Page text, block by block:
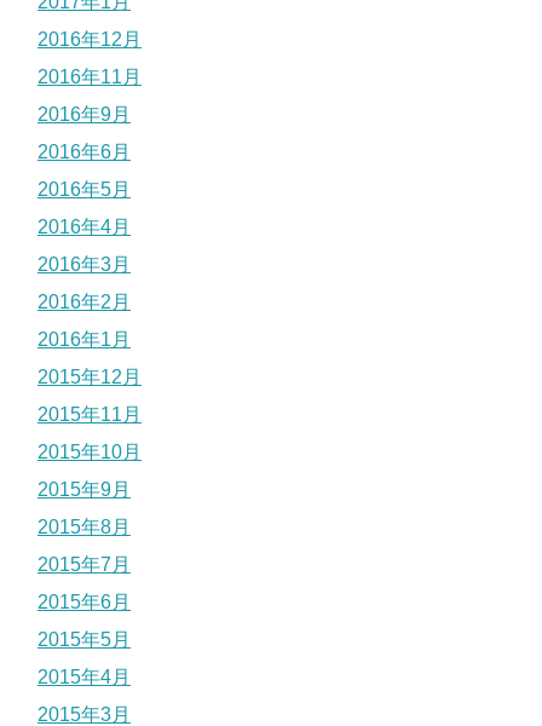
2016年12月
2016年11月
2016年9月
2016年6月
2016年5月
2016年4月
2016年3月
2016年2月
2016年1月
2015年12月
2015年11月
2015年10月
2015年9月
2015年8月
2015年7月
2015年6月
2015年5月
2015年4月
2015年3月